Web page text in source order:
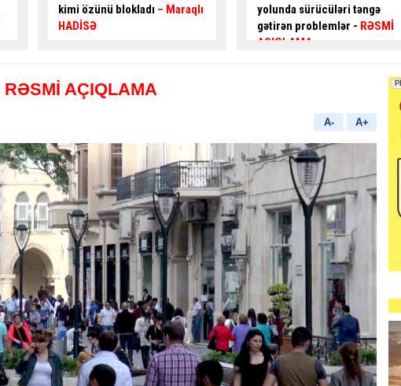
yolunda sürücüləri təngə
gətirən problemlər -
hərəkətialternativ küçələrlə
təşkil ediləcək
RƏSMİ AÇIQLAMA
A- A+